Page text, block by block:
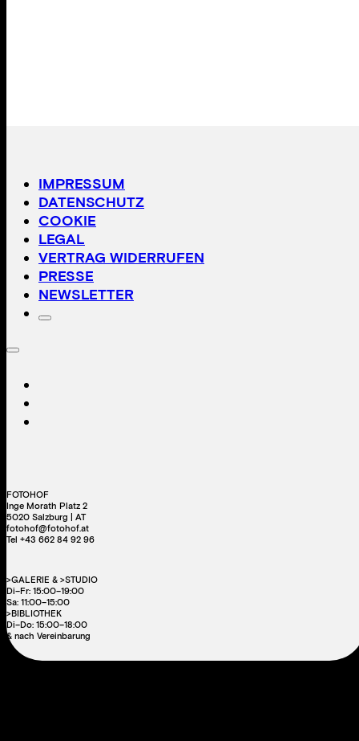
IMPRESSUM
DATENSCHUTZ
COOKIE
LEGAL
VERTRAG WIDERRUFEN
PRESSE
NEWSLETTER
FOTOHOF
Inge Morath Platz 2
5020 Salzburg | AT
fotohof@fotohof.at
Tel +43 662 84 92 96
>GALERIE & >STUDIO
Di–Fr: 15:00–19:00
Sa: 11:00–15:00
>BIBLIOTHEK
Di–Do: 15:00–18:00
& nach Vereinbarung